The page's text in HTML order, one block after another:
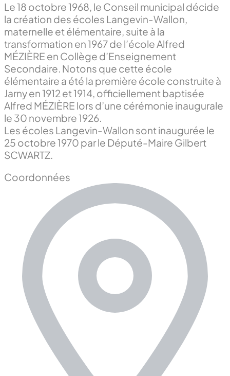
Le 18 octobre 1968, le Conseil municipal décide
la création des écoles Langevin-Wallon,
maternelle et élémentaire, suite à la
transformation en 1967 de l’école Alfred
MÉZIÈRE en Collège d’Enseignement
Secondaire. Notons que cette école
élémentaire a été la première école construite à
Jarny en 1912 et 1914, officiellement baptisée
Alfred MÉZIÈRE lors d’une cérémonie inaugurale
le 30 novembre 1926.
Les écoles Langevin-Wallon sont inaugurée le
25 octobre 1970 par le Député-Maire Gilbert
SCWARTZ.
Coordonnées